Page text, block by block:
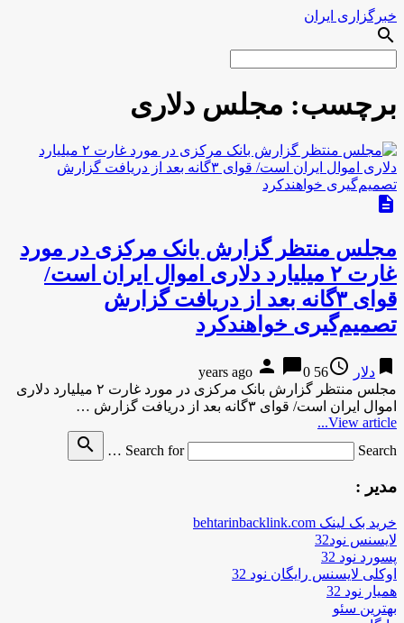
خبرگزاری ایران
search
برچسب: مجلس دلاری
description
مجلس منتظر گزارش بانک مرکزی در مورد
غارت ۲ میلیارد دلاری اموال ایران است/
قوای ۳گانه بعد از دریافت گزارش
تصمیم‌گیری خواهندکرد
bookmark دلار access_time
56 years ago
person chat_bubble0
مجلس منتظر گزارش بانک مرکزی در مورد غارت ۲ میلیارد دلاری
اموال ایران است/ قوای ۳گانه بعد از دریافت گزارش …
View article...
Search for
Search …
search
مدیر :
خرید بک لینک behtarinbacklink.com
لایسنس نود32
پسورد نود 32
اوکلی لایسنس رایگان نود 32
همیار نود 32
بهترین سئو